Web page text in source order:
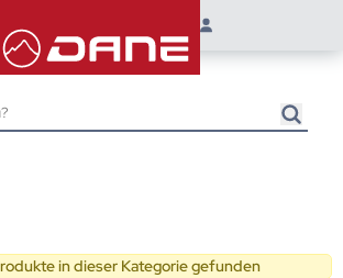
in dieser Kategorie gefunden